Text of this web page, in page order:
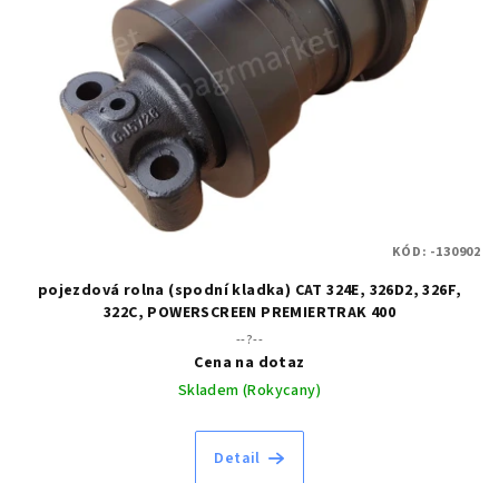
pojezdová rolna (spodní kladka) CAT 324E, 326D2, 326F,
322C, POWERSCREEN PREMIERTRAK 400
--?--
Cena na dotaz
Skladem (Rokycany)
Detail
KÓD: -130902